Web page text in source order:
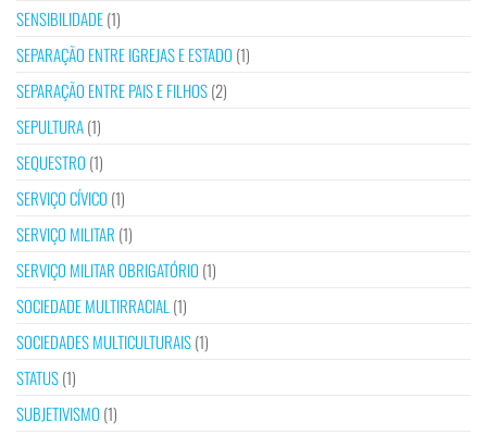
SENSIBILIDADE(1)
SEPARAÇÃO ENTRE IGREJAS E ESTADO (1)
SEPARAÇÃO ENTRE PAIS E FILHOS(2)
SEPULTURA(1)
SEQUESTRO (1)
SERVIÇO CÍVICO (1)
SERVIÇO MILITAR (1)
SERVIÇO MILITAR OBRIGATÓRIO (1)
SOCIEDADE MULTIRRACIAL (1)
SOCIEDADES MULTICULTURAIS(1)
STATUS(1)
SUBJETIVISMO (1)